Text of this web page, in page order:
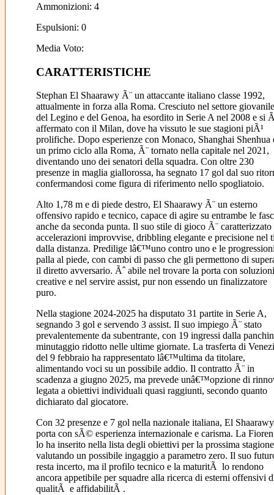
Ammonizioni: 4
Espulsioni: 0
Media Voto:
CARATTERISTICHE
Stephan El Shaarawy Ã¨ un attaccante italiano classe 1992,
attualmente in forza alla Roma. Cresciuto nel settore giovanile
del Legino e del Genoa, ha esordito in Serie A nel 2008 e si
affermato con il Milan, dove ha vissuto le sue stagioni piÃ¹
prolifiche. Dopo esperienze con Monaco, Shanghai Shenhua
un primo ciclo alla Roma, Ã¨ tornato nella capitale nel 2021,
diventando uno dei senatori della squadra. Con oltre 230
presenze in maglia giallorossa, ha segnato 17 gol dal suo
confermandosi come figura di riferimento nello spogliatoio.
Alto 1,78 m e di piede destro, El Shaarawy Ã¨ un esterno
offensivo rapido e tecnico, capace di agire su entrambe le
anche da seconda punta. Il suo stile di gioco Ã¨ caratterizzato
accelerazioni improvvise, dribbling elegante e precisione nel
dalla distanza. Predilige lâ€™uno contro uno e le
palla al piede, con cambi di passo che gli permettono di
il diretto avversario. Ãˆ abile nel trovare la porta con soluzioni
creative e nel servire assist, pur non essendo un finalizzatore
puro.
Nella stagione 2024-2025 ha disputato 31 partite in Serie A,
segnando 3 gol e servendo 3 assist. Il suo impiego Ã¨ stato
prevalentemente da subentrante, con 19 ingressi dalla
minutaggio ridotto nelle ultime giornate. La trasferta di
del 9 febbraio ha rappresentato lâ€™ultima da titolare,
alimentando voci su un possibile addio. Il contratto Ã¨ in
scadenza a giugno 2025, ma prevede unâ€™opzione di
legata a obiettivi individuali quasi raggiunti, secondo quanto
dichiarato dal giocatore.
Con 32 presenze e 7 gol nella nazionale italiana, El Shaarawy
porta con sÃ© esperienza internazionale e carisma. La
lo ha inserito nella lista degli obiettivi per la prossima
valutando un possibile ingaggio a parametro zero. Il suo
resta incerto, ma il profilo tecnico e la maturitÃ lo rendono
ancora appetibile per squadre alla ricerca di esterni offensivi
qualitÃ e affidabilitÃ .